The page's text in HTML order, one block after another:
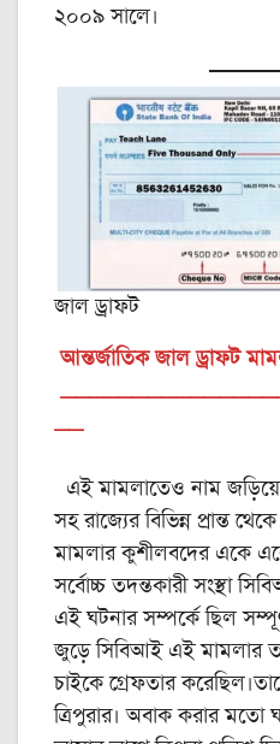
২০০৯ সালে।
জাল ড্রাফট
আন্তর্জাতিক জাল ড্রাফট
__
এই মামলাতেও নাম জড়িয়ে
সহ রাজ্যের বিভিন্ন প্রান্ত
মামলার কুশীলবদের একে
সর্বোচ্চ তদন্তকারী সংস্থা
এই ঘটনার সম্পর্কে ছিল
জুড়ে সিবিআই এই মামলার
চাইকে গ্রেফতার
ত্রিপুরার। অবাক করার মতো